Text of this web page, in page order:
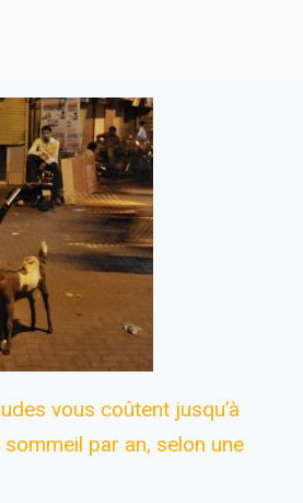
vous coûtent jusqu’à
par an, selon une